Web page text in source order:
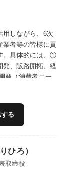
用しながら、6次
業者等の皆様に貢
。具体的には、①
発、販路開拓、経
発（消費者ニー
ズに合致した新
デザイン、広告文
ルエンサーマーケ
行、SNSやWeb
活動）、④人材育
る
ひろ）
取締役